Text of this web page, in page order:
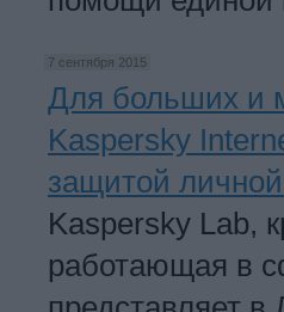
7 сентября 2015
Для больших и
Kaspersky
защитой
Kaspersky Lab,
работающая в